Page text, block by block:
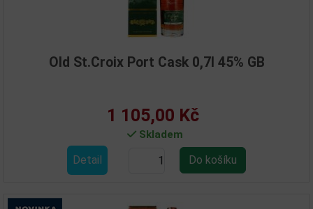
Old St.Croix Port Cask 0,7l 45% GB
1 105,00 Kč
Skladem
Detail